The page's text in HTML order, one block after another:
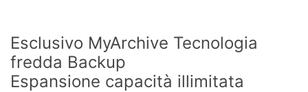
Esclusivo MyArchive Tecnologia
fredda Backup
Espansione capacità illimitata